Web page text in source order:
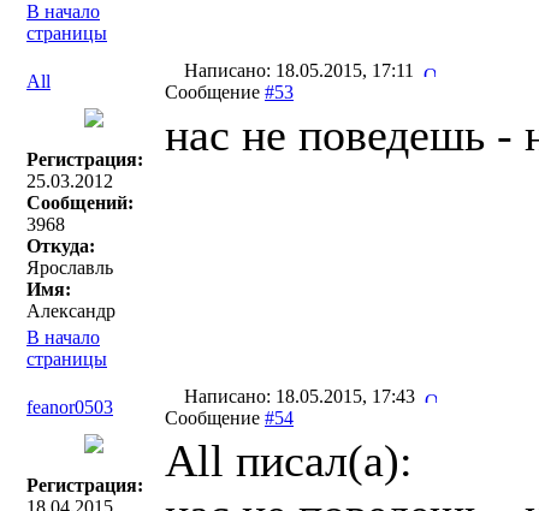
В начало
страницы
All
Написано: 18.05.2015, 17:11
Сообщение #53
Регистрация:
25.03.2012
Сообщений:
3968
Откуда:
Ярославль
Имя:
Александр
нас не поведешь -
В начало
страницы
feanor0503
Написано: 18.05.2015, 17:43
Сообщение #54
Регистрация:
18.04.2015
All писал(a):